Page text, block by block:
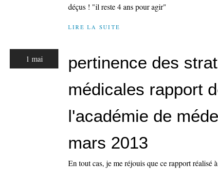
déçus ! "il reste 4 ans pour agir"
LIRE LA SUITE
1 mai
pertinence des
médicales rapport
l'académie de
mars 2013
En tout cas, je me réjouis que ce rapport réalisé